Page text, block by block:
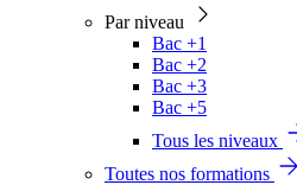
Par niveau
Bac +1
Bac +2
Bac +3
Bac +5
Tous les niveaux
Toutes nos formations